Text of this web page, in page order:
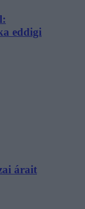
eddigi
árait